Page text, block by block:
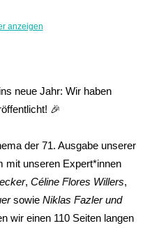
anzeigen
neue Jahr: Wir haben
🎉
der 71. Ausgabe unserer
mit unseren Expert*innen
, Céline Flores Willers,
sowie Niklas Fazler und
wir einen 110 Seiten langen